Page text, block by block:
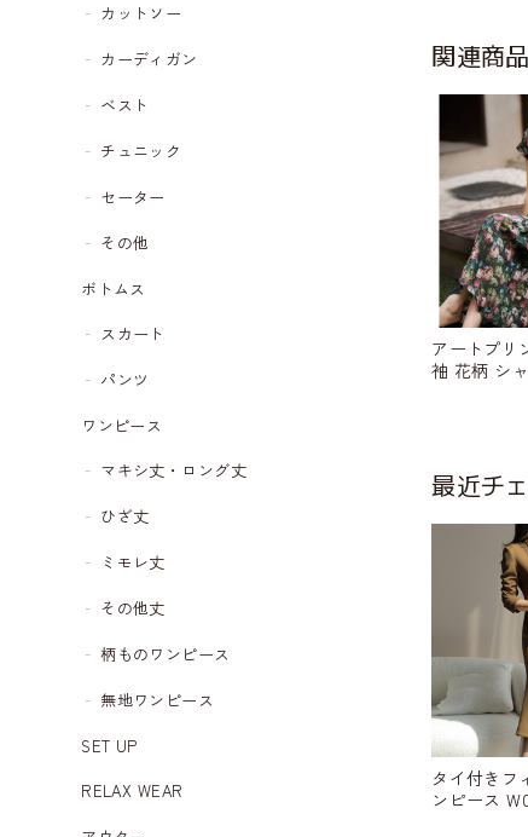
カットソー
カーディガン
ベスト
チュニック
セーター
その他
ボトムス
スカート
パンツ
ワンピース
マキシ丈・ロング丈
ひざ丈
ミモレ丈
その他丈
柄ものワンピース
無地ワンピース
SET UP
RELAX WEAR
関連商品
アートプリ
袖 花柄 シ
最近チ
タイ付きフ
ンピース